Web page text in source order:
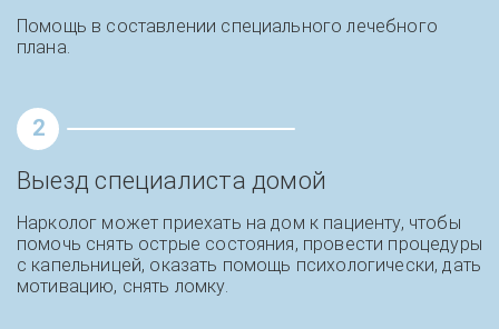
Помощь в составлении специального лечебного
плана.
2
Выезд специалиста домой
Нарколог может приехать на дом к пациенту, чтобы
помочь снять острые состояния, провести процедуры
с капельницей, оказать помощь психологически, дать
мотивацию, снять ломку.